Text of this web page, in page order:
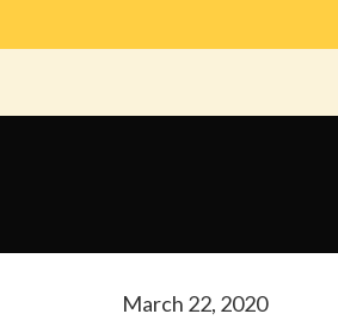
March 22, 2020